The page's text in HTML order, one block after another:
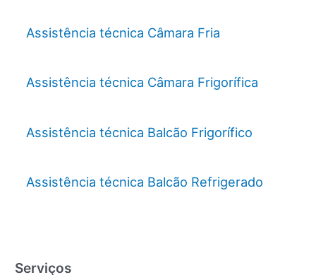
Assistência técnica Câmara Fria
Assistência técnica Câmara Frigorífica
Assistência técnica Balcão Frigorífico
Assistência técnica Balcão Refrigerado
Serviços